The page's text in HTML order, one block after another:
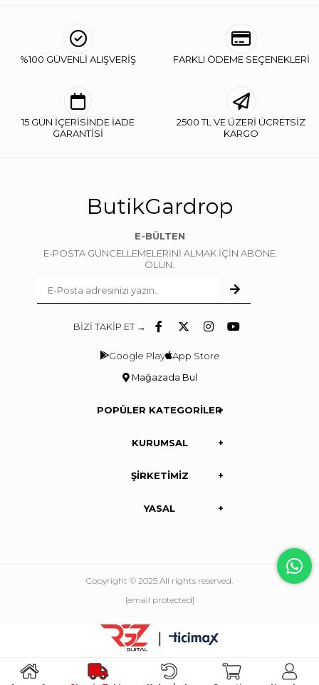
%100 GÜVENLİ ALIŞVERİŞ FARKLI ÖDEME SEÇENEKLERİ
15 GÜN İÇERİSİNDE İADE
GARANTİSİ
2500 TL VE ÜZERİ ÜCRETSİZ
KARGO
ButikGardrop
E-BÜLTEN
E-POSTA GÜNCELLEMELERİNİ ALMAK İÇİN ABONE
OLUN.
BİZİ TAKİP ET →
Google Play App Store
Mağazada Bul
POPÜLER KATEGORİLER
KURUMSAL
ŞİRKETİMİZ
YASAL
Copyright © 2025 All rights reserved.
[email protected]
|